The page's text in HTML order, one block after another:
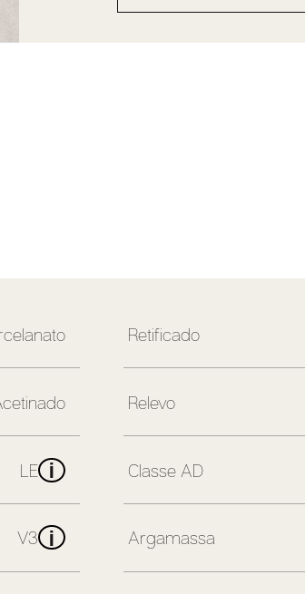
Retificado
Relevo
LE i Classe AD
V3 i Argamassa